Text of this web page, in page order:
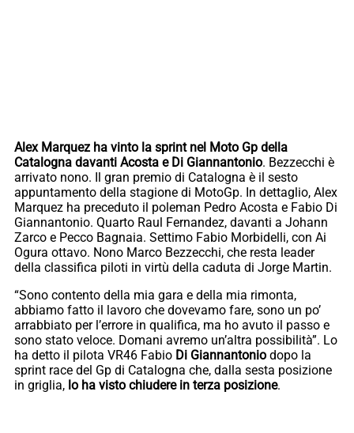
Alex Marquez ha vinto la sprint nel Moto Gp della
Catalogna davanti Acosta e Di Giannantonio. Bezzecchi è
arrivato nono. Il gran premio di Catalogna è il sesto
appuntamento della stagione di MotoGp. In dettaglio, Alex
Marquez ha preceduto il poleman Pedro Acosta e Fabio Di
Giannantonio. Quarto Raul Fernandez, davanti a Johann
Zarco e Pecco Bagnaia. Settimo Fabio Morbidelli, con Ai
Ogura ottavo. Nono Marco Bezzecchi, che resta leader
della classifica piloti in virtù della caduta di Jorge Martin.
“Sono contento della mia gara e della mia rimonta,
abbiamo fatto il lavoro che dovevamo fare, sono un po’
arrabbiato per l’errore in qualifica, ma ho avuto il passo e
sono stato veloce. Domani avremo un’altra possibilità”. Lo
ha detto il pilota VR46 Fabio Di Giannantonio dopo la
sprint race del Gp di Catalogna che, dalla sesta posizione
in griglia, lo ha visto chiudere in terza posizione.